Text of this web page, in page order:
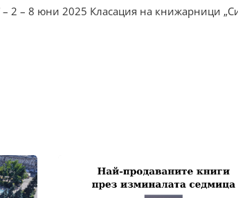
2 – 8 юни 2025 Класация на книжарници